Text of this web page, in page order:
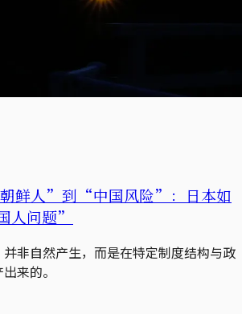
鲜人”到“中国风险”：日本如
人问题”
非自然产生，而是在特定制度结构与政
来的。